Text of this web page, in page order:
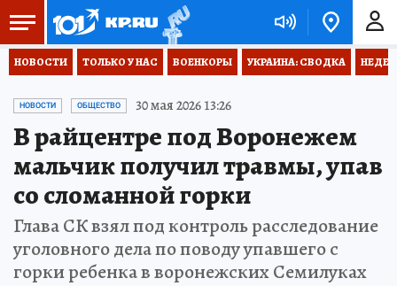
НОВОСТИ ТОЛЬКО У НАС ВОЕНКОРЫ УКРАИНА: СВОДКА
НОВОСТИ ОБЩЕСТВО 30 мая 2026 13:26
В райцентре под Воронежем
мальчик получил травмы, упав
со сломанной горки
Глава СК взял под контроль расследование
уголовного дела по поводу упавшего с
горки ребенка в воронежских Семилуках